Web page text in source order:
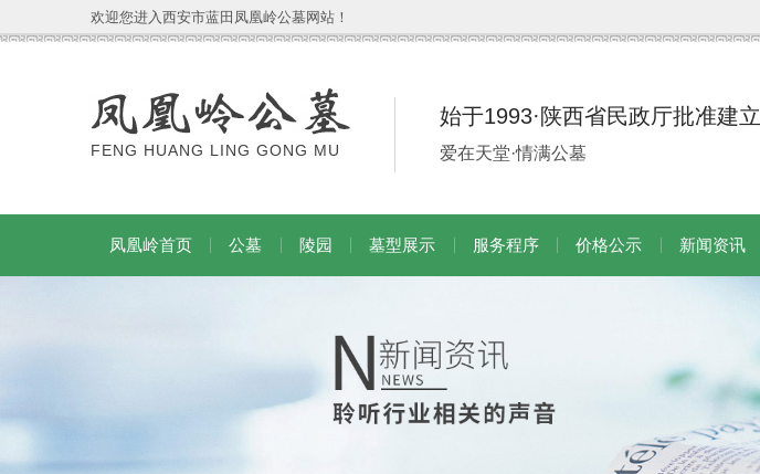
欢迎您进入西安市蓝田凤凰岭公墓网站！
FENG HUANG LING GONG MU
始于1993·陕西省民政厅批准建立
爱在天堂·情满公墓
凤凰岭首页 公墓 陵园 墓型展示 服务程序 价格公示 新闻资讯